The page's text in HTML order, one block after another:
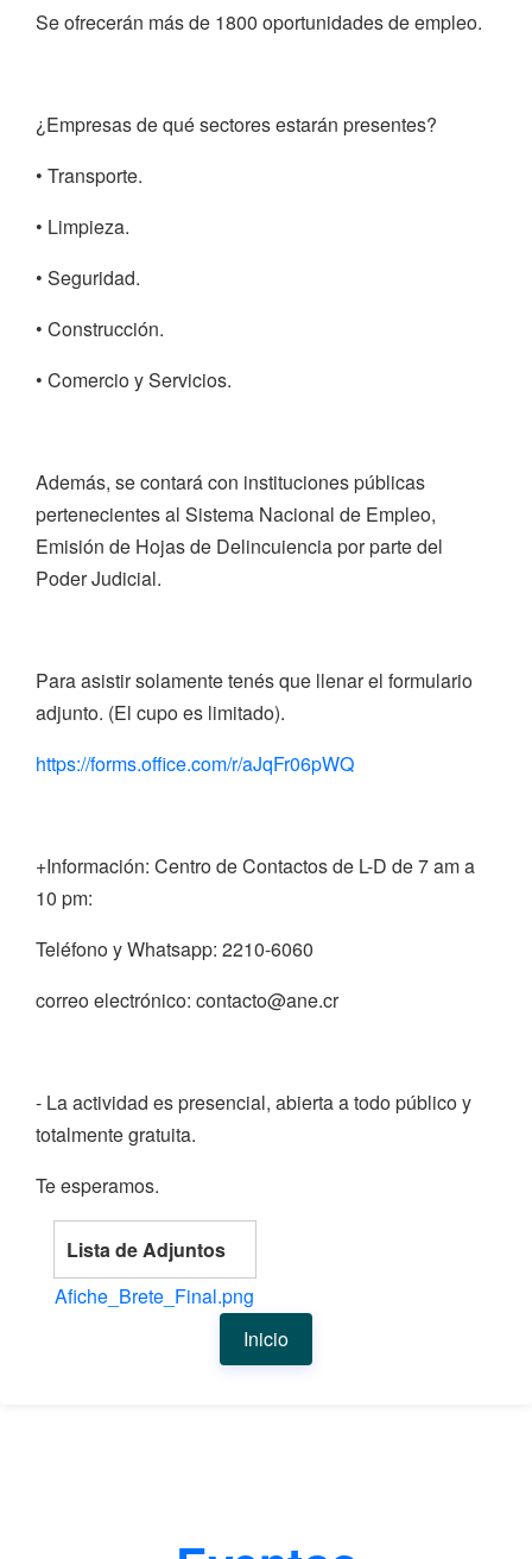
Se ofrecerán más de 1800 oportunidades de empleo.
¿Empresas de qué sectores estarán presentes?
• Transporte.
• Limpieza.
• Seguridad.
• Construcción.
• Comercio y Servicios.
Además, se contará con instituciones públicas
pertenecientes al Sistema Nacional de Empleo,
Emisión de Hojas de Delincuiencia por parte del
Poder Judicial.
Para asistir solamente tenés que llenar el formulario
adjunto. (El cupo es limitado).
https://forms.office.com/r/aJqFr06pWQ
+Información: Centro de Contactos de L-D de 7 am a
10 pm:
Teléfono y Whatsapp: 2210-6060
correo electrónico: contacto@ane.cr
- La actividad es presencial, abierta a todo público y
totalmente gratuita.
Te esperamos.
Lista de Adjuntos
Afiche_Brete_Final.png
Inicio